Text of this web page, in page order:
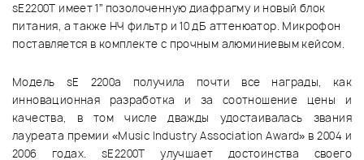
sE2200T имеет 1” позолоченную диафрагму и новый блок
питания, а также НЧ фильтр и 10 дБ аттенюатор. Микрофон
поставляется в комплекте с прочным алюминиевым кейсом.
Модель sE 2200a получила почти все награды, как
инновационная разработка и за соотношение цены и
качества, в том числе дважды удостаивалась звания
лауреата премии «Music Industry Association Award» в 2004 и
2006 годах. sE2200T улучшает достоинства своего